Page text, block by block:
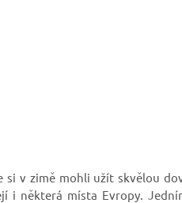
si v zimě mohli užít skvělou
i některá místa Evropy.